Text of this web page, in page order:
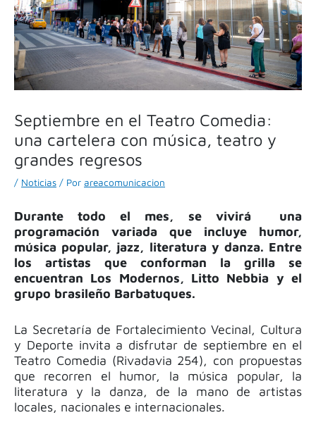
Septiembre en el Teatro Comedia:
una cartelera con música, teatro y
grandes regresos
/ Noticias / Por areacomunicacion
Durante todo el mes, se vivirá una
programación variada que incluye humor,
música popular, jazz, literatura y danza. Entre
los artistas que conforman la grilla se
encuentran Los Modernos, Litto Nebbia y el
grupo brasileño Barbatuques.
La Secretaría de Fortalecimiento Vecinal, Cultura
y Deporte invita a disfrutar de septiembre en el
Teatro Comedia (Rivadavia 254), con propuestas
que recorren el humor, la música popular, la
literatura y la danza, de la mano de artistas
locales, nacionales e internacionales.